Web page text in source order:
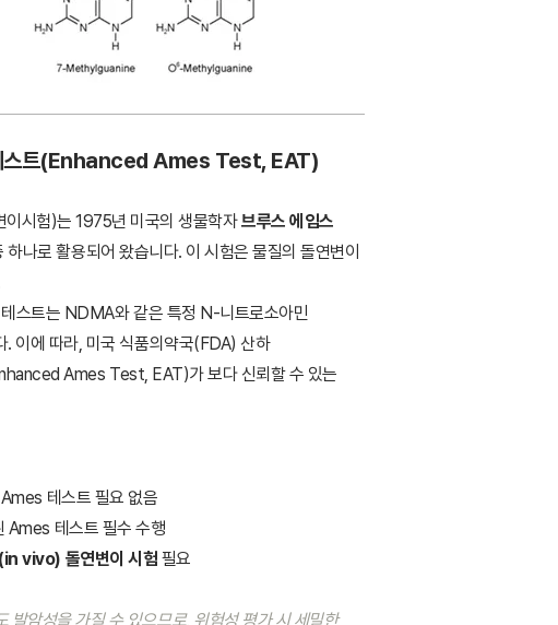
스트(Enhanced Ames Test, EAT)
시험)는 1975년 미국의 생물학자브루스 에임스
나로 활용되어 왔습니다. 이 시험은 물질의 돌연변이
스트는 NDMA와 같은 특정 N-니트로소아민
. 이에 따라, 미국 식품의약국(FDA) 산하
Ames Test, EAT)가 보다 신뢰할 수 있는
테스트 필요 없음
Ames 테스트 필수 수행
vivo) 돌연변이 시험 필요
암성을 가질 수 있으므로, 위험성 평가 시 세밀한